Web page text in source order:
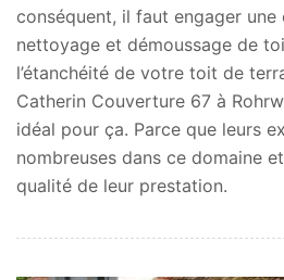
conséquent, il faut engager une
nettoyage et démoussage de
l’étanchéité de votre toit de
Catherin Couverture 67 à
idéal pour ça. Parce que leurs
nombreuses dans ce domaine
qualité de leur prestation.